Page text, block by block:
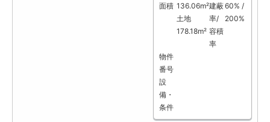
面積 136.06m²
土地
178.18m²
建蔽
率/
容積
率
60% /
200%
物件
番号
設
備・
条件